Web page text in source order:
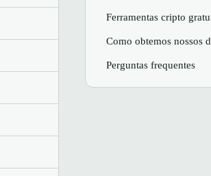
Ferramentas cripto
Como obtemos nossos
Perguntas frequentes